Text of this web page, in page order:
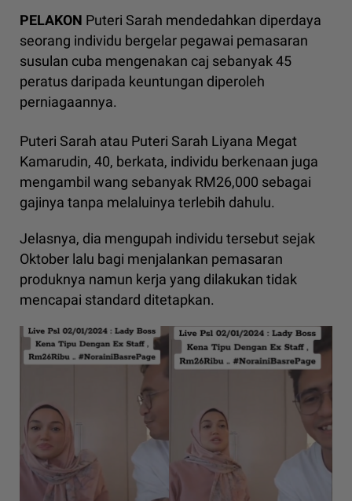
PELAKON Puteri Sarah mendedahkan diperdaya
seorang individu bergelar pegawai pemasaran
susulan cuba mengenakan caj sebanyak 45
peratus daripada keuntungan diperoleh
perniagaannya.
Puteri Sarah atau Puteri Sarah Liyana Megat
Kamarudin, 40, berkata, individu berkenaan juga
mengambil wang sebanyak RM26,000 sebagai
gajinya tanpa melaluinya terlebih dahulu.
Jelasnya, dia mengupah individu tersebut sejak
Oktober lalu bagi menjalankan pemasaran
produknya namun kerja yang dilakukan tidak
mencapai standard ditetapkan.